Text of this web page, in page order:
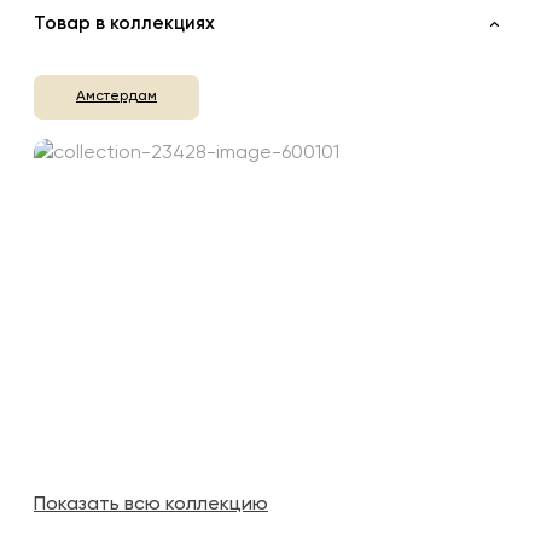
Товар в коллекциях
Амстердам
Показать всю коллекцию